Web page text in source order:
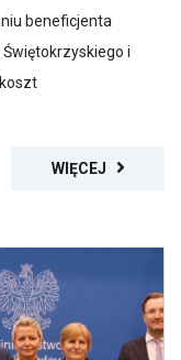
beneficjenta
i
WIĘCEJ